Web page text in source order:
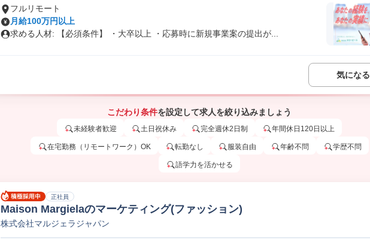
フルリモート
月給100万円以上
求める人材: 【必須条件】 ・大卒以上 ・応募時に新規事業案の提出が...
気になる
こだわり条件を設定して求人を絞り込みましょう
未経験者歓迎 土日祝休み 完全週休2日制 年間休日120日以上
在宅勤務（リモートワーク）OK 転勤なし 服装自由 年齢不問 学歴不問
語学力を活かせる
正社員
Maison Margielaのマーケティング(ファッション)
株式会社マルジェラジャパン